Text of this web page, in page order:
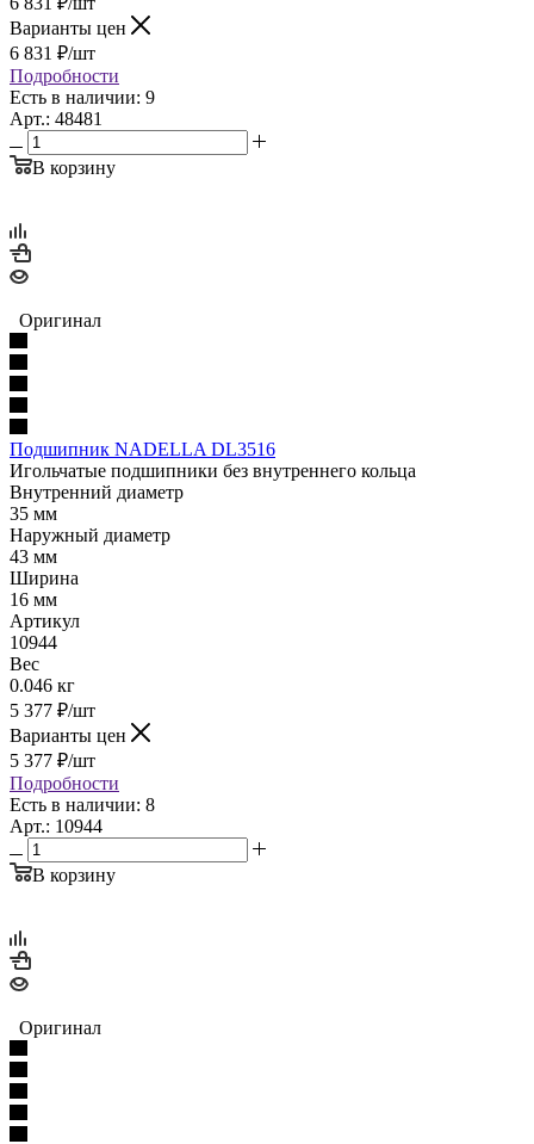
Варианты цен
6 831 ₽/шт
Подробности
Есть в наличии: 9
Арт.: 48481
В корзину
Оригинал
Подшипник NADELLA DL3516
Игольчатые подшипники без внутреннего кольца
Внутренний диаметр
35 мм
Наружный диаметр
43 мм
Ширина
16 мм
Артикул
10944
Вес
0.046 кг
5 377 ₽/шт
Варианты цен
5 377 ₽/шт
Подробности
Есть в наличии: 8
Арт.: 10944
В корзину
Оригинал